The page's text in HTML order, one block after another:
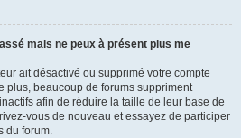
mais ne peux à présent plus me
ait désactivé ou supprimé votre compte
plus, beaucoup de forums suppriment
afin de réduire la taille de leur base de
vous de nouveau et essayez de participer
du forum.